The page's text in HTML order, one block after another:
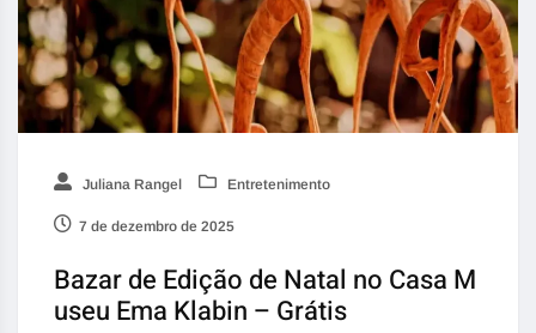
Juliana Rangel Entretenimento
7 de dezembro de 2025
Bazar de Edição de Natal no Casa M
useu Ema Klabin – Grátis